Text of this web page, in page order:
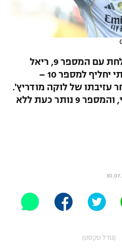
אחרי עונה ראשונה מוצלחת עם המספר 9, ריאל
מדריד הודיעה כי הצרפתי יחליף למספר 10 –
של לוקה מודריץ'.
המכירה תחל ביום רביעי, והמספר 9 נותר כעת ללא
(גודל טקסט)